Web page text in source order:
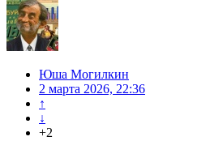
Юша Могилкин
2 марта 2026, 22:36
↑
↓
+2